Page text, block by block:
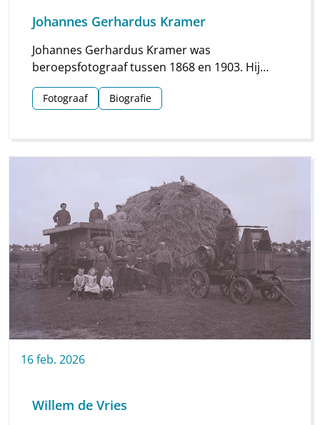
Johannes Gerhardus Kramer
Johannes Gerhardus Kramer was
beroepsfotograaf tussen 1868 en 1903. Hij
maakte vooral foto’s in Groningen, maar hij
streek ook meermaals neer in Drenthe. Vooral
Fotograaf Biografie
16feb. 2026
Willem de Vries